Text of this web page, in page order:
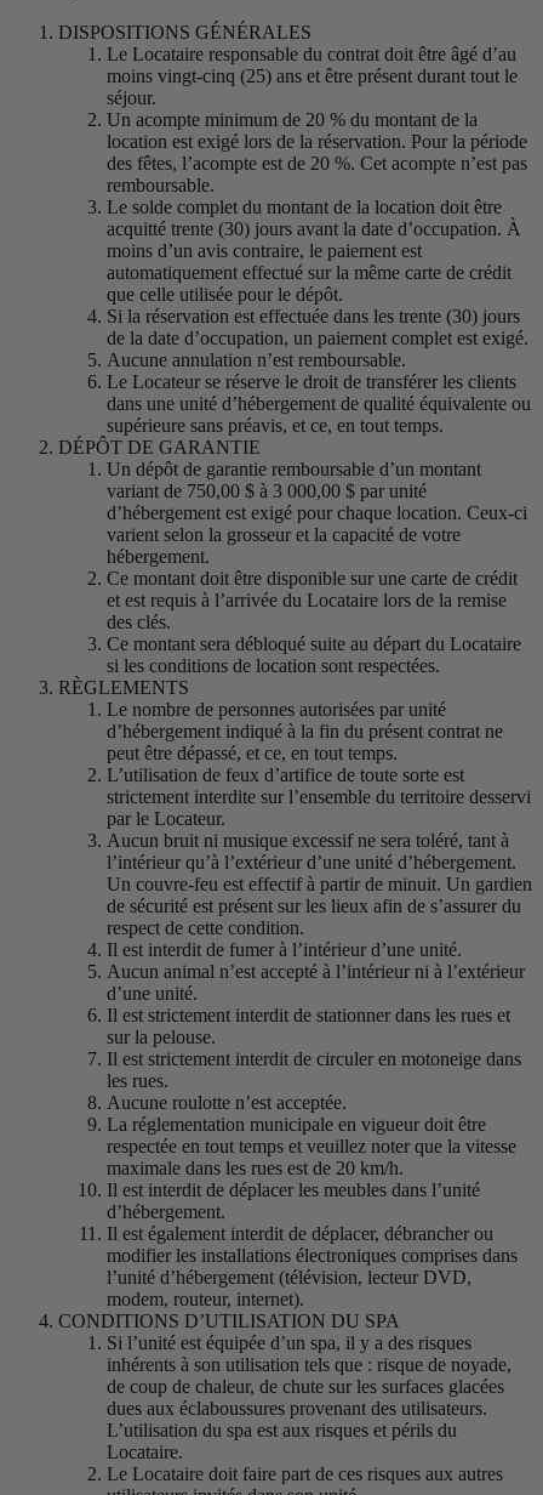
DISPOSITIONS GÉNÉRALES
Le Locataire responsable du contrat doit être âgé d’au
moins vingt-cinq (25) ans et être présent durant tout le
séjour.
Un acompte minimum de 20 % du montant de la
location est exigé lors de la réservation. Pour la période
des fêtes, l’acompte est de 20 %. Cet acompte n’est pas
remboursable.
Le solde complet du montant de la location doit être
acquitté trente (30) jours avant la date d’occupation. À
moins d’un avis contraire, le paiement est
automatiquement effectué sur la même carte de crédit
que celle utilisée pour le dépôt.
Si la réservation est effectuée dans les trente (30) jours
de la date d’occupation, un paiement complet est exigé.
Aucune annulation n’est remboursable.
Le Locateur se réserve le droit de transférer les clients
dans une unité d’hébergement de qualité équivalente ou
supérieure sans préavis, et ce, en tout temps.
DÉPÔT DE GARANTIE
Un dépôt de garantie remboursable d’un montant
variant de 750,00 $ à 3 000,00 $ par unité
d’hébergement est exigé pour chaque location. Ceux-ci
varient selon la grosseur et la capacité de votre
hébergement.
Ce montant doit être disponible sur une carte de crédit
et est requis à l’arrivée du Locataire lors de la remise
des clés.
Ce montant sera débloqué suite au départ du Locataire
si les conditions de location sont respectées.
RÈGLEMENTS
Le nombre de personnes autorisées par unité
d’hébergement indiqué à la fin du présent contrat ne
peut être dépassé, et ce, en tout temps.
L’utilisation de feux d’artifice de toute sorte est
strictement interdite sur l’ensemble du territoire desservi
par le Locateur.
Aucun bruit ni musique excessif ne sera toléré, tant à
l’intérieur qu’à l’extérieur d’une unité d’hébergement.
Un couvre-feu est effectif à partir de minuit. Un gardien
de sécurité est présent sur les lieux afin de s’assurer du
respect de cette condition.
Il est interdit de fumer à l’intérieur d’une unité.
Aucun animal n’est accepté à l’intérieur ni à l’extérieur
d’une unité.
Il est strictement interdit de stationner dans les rues et
sur la pelouse.
Il est strictement interdit de circuler en motoneige dans
les rues.
Aucune roulotte n’est acceptée.
La réglementation municipale en vigueur doit être
respectée en tout temps et veuillez noter que la vitesse
maximale dans les rues est de 20 km/h.
Il est interdit de déplacer les meubles dans l’unité
d’hébergement.
Il est également interdit de déplacer, débrancher ou
modifier les installations électroniques comprises dans
l’unité d’hébergement (télévision, lecteur DVD,
modem, routeur, internet).
CONDITIONS D’UTILISATION DU SPA
Si l’unité est équipée d’un spa, il y a des risques
inhérents à son utilisation tels que : risque de noyade,
de coup de chaleur, de chute sur les surfaces glacées
dues aux éclaboussures provenant des utilisateurs.
L’utilisation du spa est aux risques et périls du
Locataire.
Le Locataire doit faire part de ces risques aux autres